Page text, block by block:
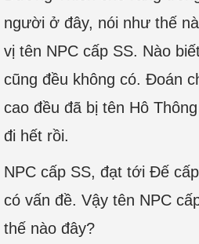
người ở đây, nói như thế
vị tên NPC cấp SS. Nào
cũng đều không có. Đoán
cao đều đã bị tên Hô
đi hết rồi.
NPC cấp SS, đạt tới Đế
có vấn đề. Vậy tên NPC
thế nào đây?